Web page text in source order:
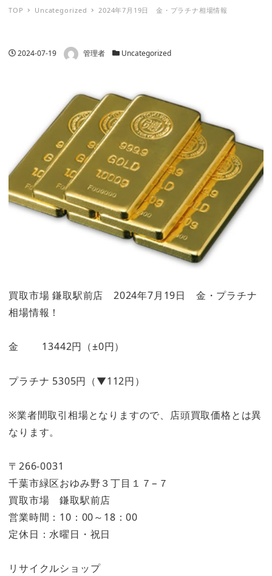
TOP Uncategorized 2024年7月19日 金・プラチナ相場情報
投稿日
2024-07-19 著者 管理者 カテゴリー
Uncategorized
買取市場 鎌取駅前店 2024年7月19日 金・プラチナ
相場情報！
金 13442円（±0円）
プラチナ 5305円（▼112円）
※業者間取引相場となりますので、店頭買取価格とは異
なります。
〒266-0031
千葉市緑区おゆみ野３丁目１７−７
買取市場 鎌取駅前店
営業時間：10：00～18：00
定休日：水曜日・祝日
リサイクルショップ